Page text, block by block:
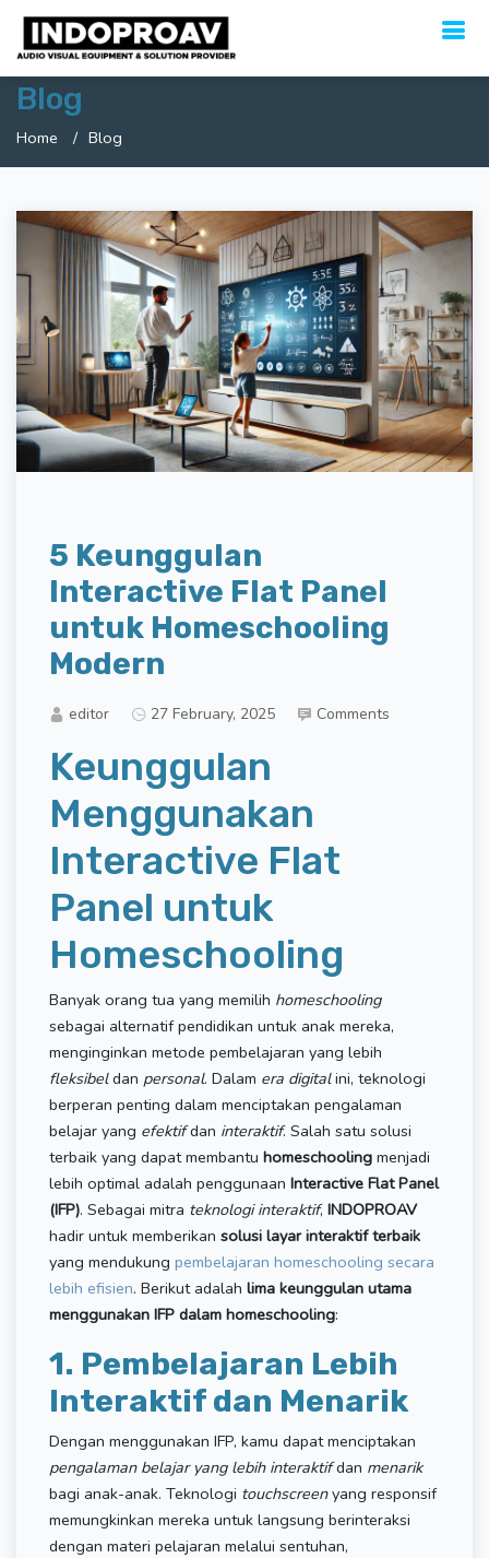
Blog
Home Blog
5 Keunggulan
Interactive Flat Panel
untuk Homeschooling
Modern
editor 27 February, 2025 Comments
Keunggulan
Menggunakan
Interactive Flat
Panel untuk
Homeschooling
Banyak orang tua yang memilih homeschooling
sebagai alternatif pendidikan untuk anak mereka,
menginginkan metode pembelajaran yang lebih
fleksibeldan personal. Dalam era digitalini, teknologi
berperan penting dalam menciptakan pengalaman
belajar yang efektifdan interaktif. Salah satu solusi
terbaik yang dapat membantu homeschooling menjadi
lebih optimal adalah penggunaan Interactive Flat Panel
(IFP). Sebagai mitra teknologi interaktif, INDOPROAV
hadir untuk memberikan solusi layar interaktif terbaik
yang mendukung pembelajaran homeschooling secara
lebih efisien. Berikut adalah lima keunggulan utama
menggunakan IFP dalam homeschooling:
1. Pembelajaran Lebih
Interaktif dan Menarik
Dengan menggunakan IFP, kamu dapat menciptakan
pengalaman belajar yang lebih interaktifdan menarik
bagi anak-anak. Teknologi touchscreenyang responsif
memungkinkan mereka untuk langsung berinteraksi
dengan materi pelajaran melalui sentuhan,